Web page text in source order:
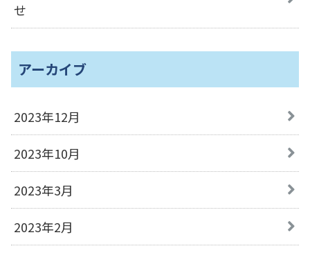
せ
アーカイブ
2023年12月
2023年10月
2023年3月
2023年2月